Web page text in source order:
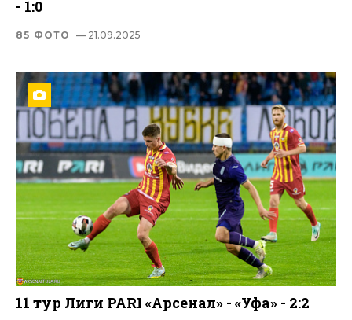
- 1:0
85 ФОТО — 21.09.2025
11 тур Лиги PARI «Арсенал» - «Уфа» - 2:2